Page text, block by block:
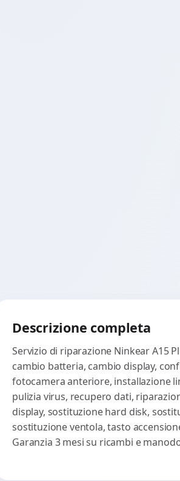
Descrizione completa
Servizio di riparazione Ninkear A15
cambio batteria, cambio display,
fotocamera anteriore, installazione
pulizia virus, recupero dati,
display, sostituzione hard disk,
sostituzione ventola, tasto
Garanzia 3 mesi su ricambi e